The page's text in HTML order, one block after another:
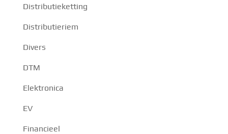
Distributieketting
Distributieriem
Divers
DTM
Elektronica
EV
Financieel